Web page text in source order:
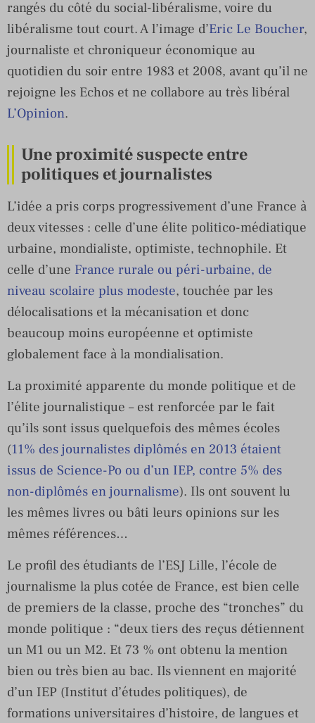
rangés du côté du social-libéralisme, voire du
libéralisme tout court. A l’image d’Eric Le Boucher,
journaliste et chroniqueur économique au
quotidien du soir entre 1983 et 2008, avant qu’il ne
rejoigne les Echos et ne collabore au très libéral
L’Opinion.
Une proximité suspecte entre
politiques et journalistes
L’idée a pris corps progressivement d’une France à
deux vitesses : celle d’une élite politico-médiatique
urbaine, mondialiste, optimiste, technophile. Et
celle d’une France rurale ou péri-urbaine, de
niveau scolaire plus modeste, touchée par les
délocalisations et la mécanisation et donc
beaucoup moins européenne et optimiste
globalement face à la mondialisation.
La proximité apparente du monde politique et de
l’élite journalistique – est renforcée par le fait
qu’ils sont issus quelquefois des mêmes écoles
(11% des journalistes diplômés en 2013 étaient
issus de Science-Po ou d’un IEP, contre 5% des
non-diplômés en journalisme). Ils ont souvent lu
les mêmes livres ou bâti leurs opinions sur les
mêmes références…
Le profil des étudiants de l’ESJ Lille, l’école de
journalisme la plus cotée de France, est bien celle
de premiers de la classe, proche des “tronches” du
monde politique : “deux tiers des reçus détiennent
un M1 ou un M2. Et 73 % ont obtenu la mention
bien ou très bien au bac. Ils viennent en majorité
d’un IEP (Institut d’études politiques), de
formations universitaires d’histoire, de langues et